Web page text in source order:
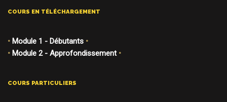
COURS EN TÉLÉCHARGEMENT
• Module 1 - Débutants •
• Module 2 - Approfondissement•
COURS PARTICULIERS